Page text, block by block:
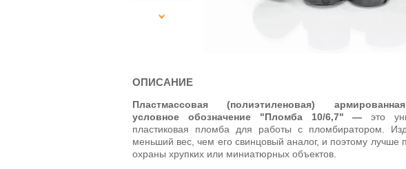
ОПИСАНИЕ
Пластмассовая (полиэтиленовая)
условное обозначение "Пломба 10/6,7" —это
пластиковая пломба для работы с пломбиратором.
меньший вес, чем его свинцовый аналог, и поэтому лучше
охраны хрупких или миниатюрных объектов.